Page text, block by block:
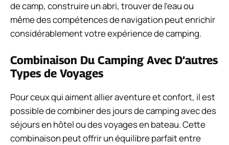
de camp, construire un abri, trouver de l’eau ou
même des compétences de navigation peut enrichir
considérablement votre expérience de camping.
Combinaison Du Camping Avec D’autres
Types de Voyages
Pour ceux qui aiment allier aventure et confort, il est
possible de combiner des jours de camping avec des
séjours en hôtel ou des voyages en bateau. Cette
combinaison peut offrir un équilibre parfait entre